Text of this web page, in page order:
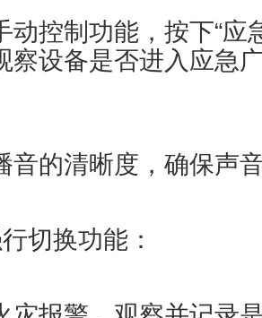
动控制功能，按下“应
察设备是否进入应急
音的清晰度，确保声
切换功能‌：